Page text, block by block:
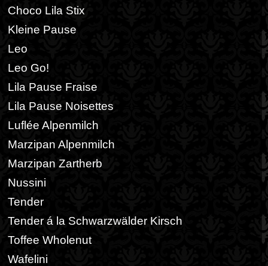
Choco Lila Stix
Kleine Pause
Leo
Leo Go!
Lila Pause Fraise
Lila Pause Noisettes
Luflée Alpenmilch
Marzipan Alpenmilch
Marzipan Zartherb
Nussini
Tender
Tender á la Schwarzwälder Kirsch
Toffee Wholenut
Wafelini